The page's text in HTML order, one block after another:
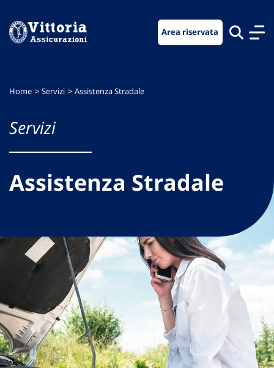
menu
contenuto
footer
Area riservata
Home Servizi Assistenza Stradale
Servizi
Assistenza Stradale